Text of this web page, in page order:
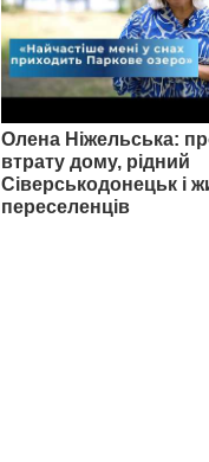
Олена Ніжельська:
втрату дому, рідний
Сіверськодонецьк і
переселенців